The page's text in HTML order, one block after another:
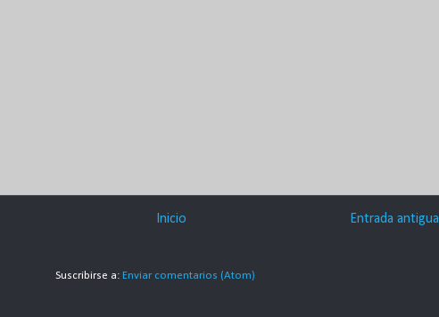
Entrada antigua
Inicio
Suscribirse a: Enviar comentarios (Atom)